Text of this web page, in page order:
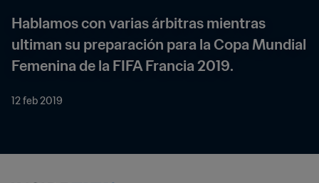
Hablamos con varias árbitras mientras
ultiman su preparación para la Copa Mundial
Femenina de la FIFA Francia 2019.
12 feb 2019